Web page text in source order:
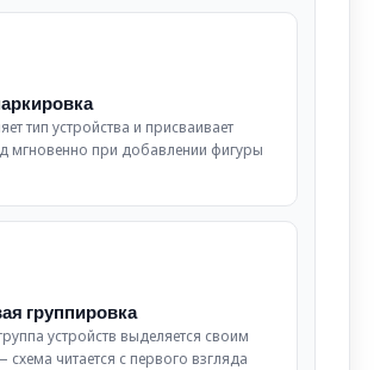
тип устройства и присваивает
мгновенно при добавлении фигуры
группировка
устройств выделяется своим
схема читается с первого взгляда